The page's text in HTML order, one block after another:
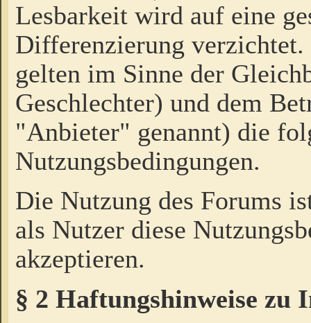
Lesbarkeit wird auf eine
Differenzierung
gelten im Sinne der
Geschlechter) und dem
"Anbieter" genannt) die
Nutzungsbedingungen.
Die Nutzung des Forums
als Nutzer diese
akzeptieren.
§ 2 Haftungshinweise zu